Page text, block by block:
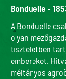
Bonduelle -
A Bonduelle
olyan
tiszteletben
embereket.
méltányos